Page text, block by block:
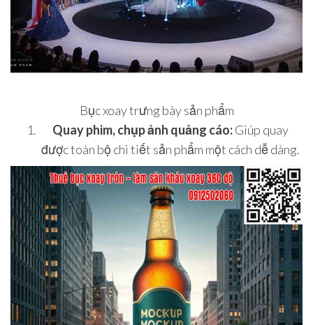
Bục xoay trưng bày sản phẩm
Quay phim, chụp ảnh quảng cáo:Giúp quay
được toàn bộ chi tiết sản phẩm một cách dễ dàng.